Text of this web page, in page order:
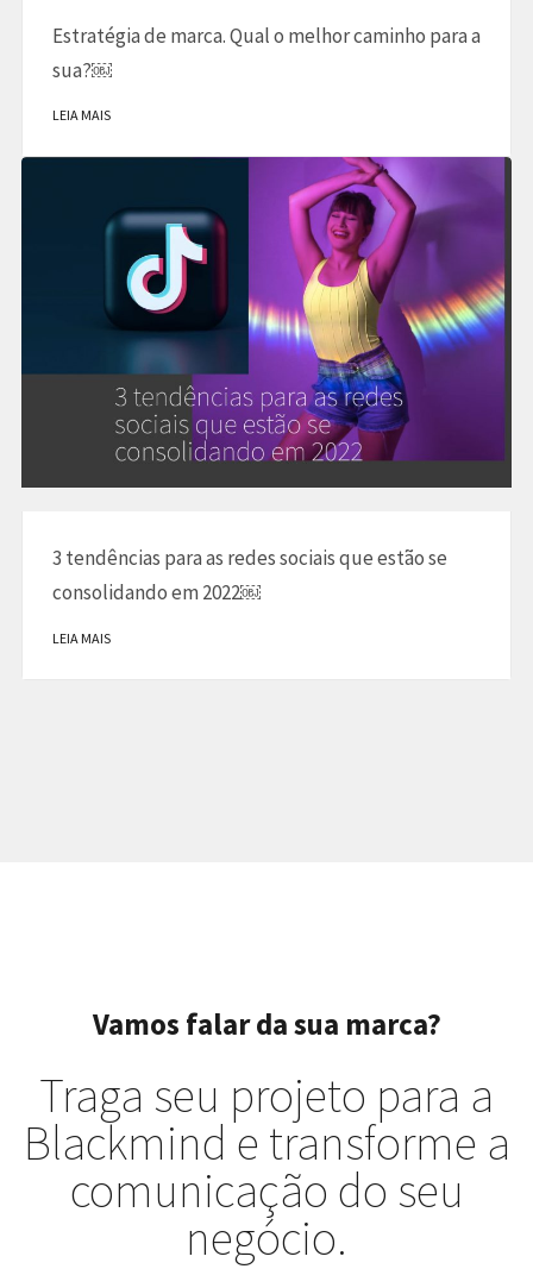
Estratégia de marca. Qual o melhor caminho para a
sua?￼
LEIA MAIS
3 tendências para as redes sociais que estão se
consolidando em 2022￼
LEIA MAIS
Vamos falar da sua marca?
Traga seu projeto para a
Blackmind e transforme a
comunicação do seu
negócio.